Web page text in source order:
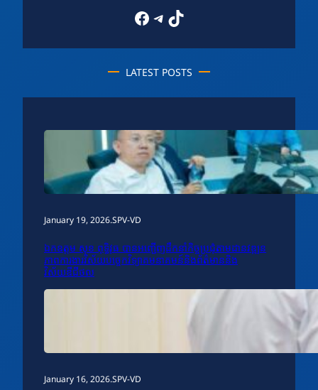
Facebook Telegram TikTok
LATEST POSTS
January 19, 2026.SPV-VD
ឯកឧត្តម សុខ ពុទ្ធិវុធ បានអញ្ជើញដឹកនាំកិច្ចប្រជុំតាមដានវឌ្ឍន
ភាពការងារវិស័យបច្ចេកវិទ្យាគមនាគមន៍និងព័ត៌មាននិង
វិស័យឌីជីថល
January 16, 2026.SPV-VD